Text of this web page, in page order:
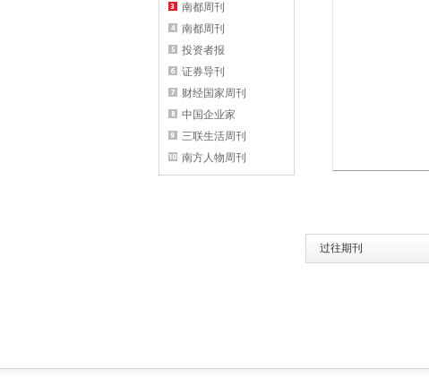
南都周刊
南都周刊
投资者报
证券导刊
财经国家周刊
中国企业家
三联生活周刊
南方人物周刊
过往期刊